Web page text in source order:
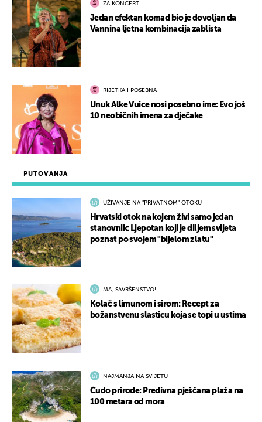
PUTOVANJA
UŽIVANJE NA "PRIVATNOM" OTOKU
Hrvatski otok na kojem živi samo jedan
stanovnik: Ljepotan koji je diljem svijeta
poznat po svojem "bijelom zlatu"
MA, SAVRŠENSTVO!
Kolač s limunom i sirom: Recept za
božanstvenu slasticu koja se topi u ustima
NAJMANJA NA SVIJETU
Čudo prirode: Predivna pješčana plaža na
100 metara od mora
ZA KONCERT
Jedan efektan komad bio je dovoljan da
Vannina ljetna kombinacija zablista
RIJETKA I POSEBNA
Unuk Alke Vuice nosi posebno ime: Evo još
10 neobičnih imena za dječake